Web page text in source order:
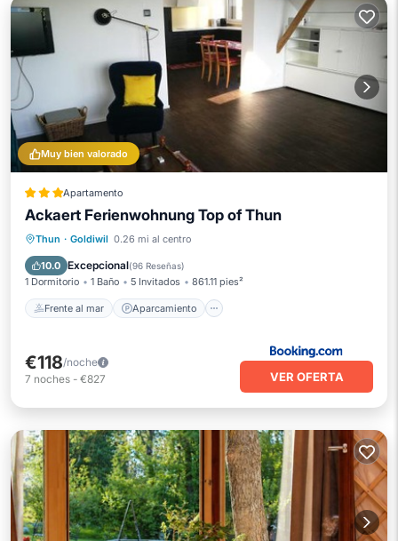
Muy bien valorado
Apartamento
Ackaert Ferienwohnung Top of Thun
Thun · Goldiwil 0.26 mi al centro
10.0 Excepcional(96 Reseñas)
1 Dormitorio 1 Baño 5 Invitados 861.11 pies²
Frente al mar Aparcamiento
Frente al mar Aparcamiento
Vista al mar
€118/noche
7 noches - €827 VER OFERTA